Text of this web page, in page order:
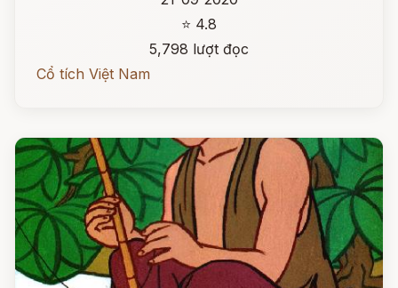
⭐ 4.8
5,798 lượt đọc
Cổ tích Việt Nam